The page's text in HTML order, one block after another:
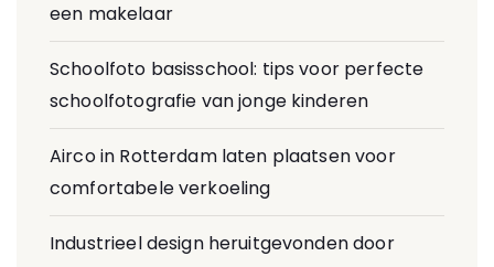
een makelaar
Schoolfoto basisschool: tips voor perfecte
schoolfotografie van jonge kinderen
Airco in Rotterdam laten plaatsen voor
comfortabele verkoeling
Industrieel design heruitgevonden door